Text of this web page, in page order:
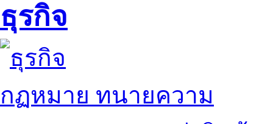
ธุรกิจ
กฏหมาย ทนายความ